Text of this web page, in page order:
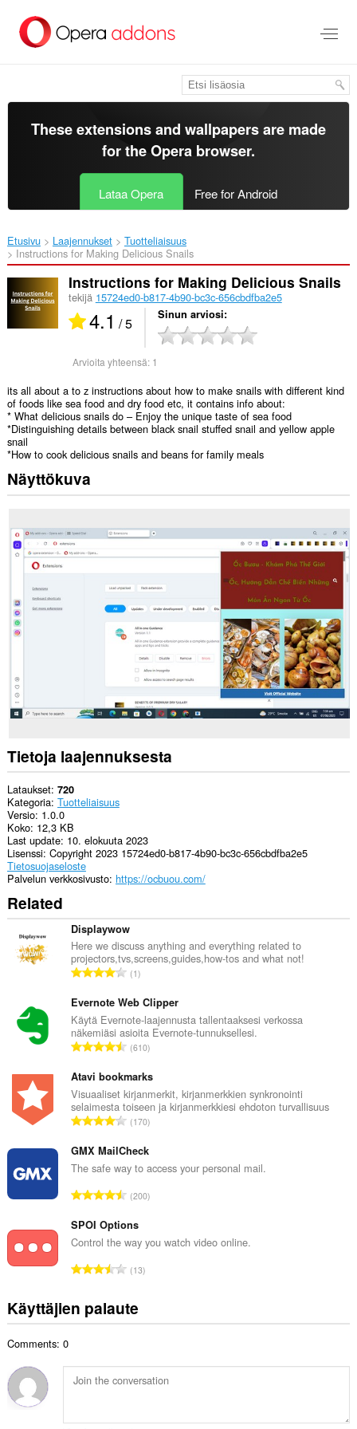
pääsisältöön
These extensions and wallpapers are made
for theOpera browser.
Lataa Opera Free for Android
Etusivu Laajennukset
Tuotteliaisuus
Instructions for Making Delicious Snails‎
Instructions for Making Delicious Snails
tekijä 15724ed0-b817-4b90-bc3c-656cbdfba2e5
4.1 / 5 Sinun arviosi
Arvioita yhteensä: 1
its all about a to z instructions about how to make snails with different kind
of foods like sea food and dry food etc, it contains info about:
* What delicious snails do – Enjoy the unique taste of sea food
*Distinguishing details between black snail stuffed snail and yellow apple
snail
*How to cook delicious snails and beans for family meals
Näyttökuva
Tietoja laajennuksesta
Lataukset 720
Kategoria Tuotteliaisuus
Versio 1.0.0
Koko 12,3 KB
Last update 10. elokuuta 2023
Lisenssi Copyright 2023 15724ed0-b817-4b90-bc3c-656cbdfba2e5
Tietosuojaseloste
Palvelun verkkosivusto https://ocbuou.com/
Related
Displaywow
Here we discuss anything and everything related to
projectors,tvs,screens,guides,how-tos and what not!
A
v
i
o
i
a
y
h
e
e
n
s
:
1
Evernote Web Clipper
Käytä Evernote-laajennusta tallentaaksesi verkossa
näkemiäsi asioita Evernote-tunnuksellesi.
A
v
i
o
i
a
y
h
e
e
s
:
610
Atavi bookmarks
Visuaaliset kirjanmerkit, kirjanmerkkien synkronointi
selaimesta toiseen ja kirjanmerkkiesi ehdoton turvallisuus
A
v
i
i
a
y
h
e
n
:
170
GMX MailCheck
The safe way to access your personal mail.
A
v
i
i
a
y
e
e
200
SPOI Options
Control the way you watch video online.
A
v
i
t
a
13
Käyttäjien palaute
Comments: 0